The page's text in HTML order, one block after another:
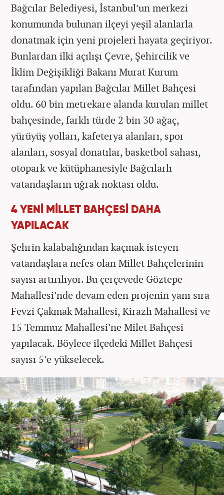
Bağcılar Belediyesi, İstanbul’un merkezi
konumunda bulunan ilçeyi yeşil alanlarla
donatmak için yeni projeleri hayata geçiriyor.
Bunlardan ilki açılışı Çevre, Şehircilik ve
İklim Değişikliği Bakanı Murat Kurum
tarafından yapılan Bağcılar Millet Bahçesi
oldu. 60 bin metrekare alanda kurulan millet
bahçesinde, farklı türde 2 bin 30 ağaç,
yürüyüş yolları, kafeterya alanları, spor
alanları, sosyal donatılar, basketbol sahası,
otopark ve kütüphanesiyle Bağcılarlı
vatandaşların uğrak noktası oldu.
4 YENİ MİLLET BAHÇESİ DAHA
YAPILACAK
Şehrin kalabalığından kaçmak isteyen
vatandaşlara nefes olan Millet Bahçelerinin
sayısı artırılıyor. Bu çerçevede Göztepe
Mahallesi’nde devam eden projenin yanı sıra
Fevzi Çakmak Mahallesi, Kirazlı Mahallesi ve
15 Temmuz Mahallesi’ne Milet Bahçesi
yapılacak. Böylece ilçedeki Millet Bahçesi
sayısı 5’e yükselecek.